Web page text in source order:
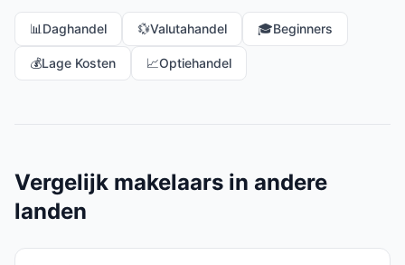
📊 Daghandel 💱Valutahandel 🎓Beginners
💰Lage Kosten 📈Optiehandel
Vergelijk makelaars in andere
landen